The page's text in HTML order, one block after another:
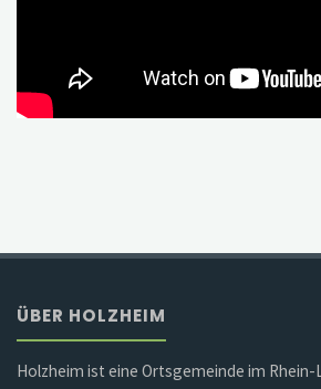
ÜBER HOLZHEIM
Holzheim ist eine Ortsgemeinde im Rhein-